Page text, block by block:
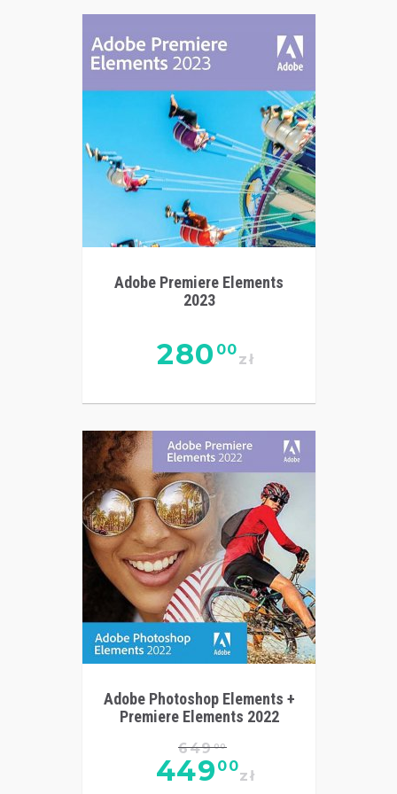
Adobe Premiere Elements
2023
280 00
zł
Adobe Photoshop Elements +
Premiere Elements 2022
64900
449 00
zł